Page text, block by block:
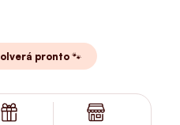
pronto 🐾